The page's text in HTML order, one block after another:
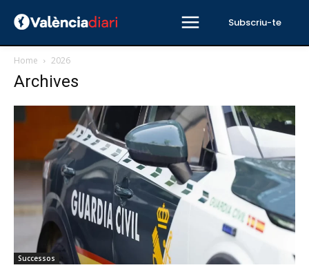
Subscriu-te
Home 2026
Archives
Successos